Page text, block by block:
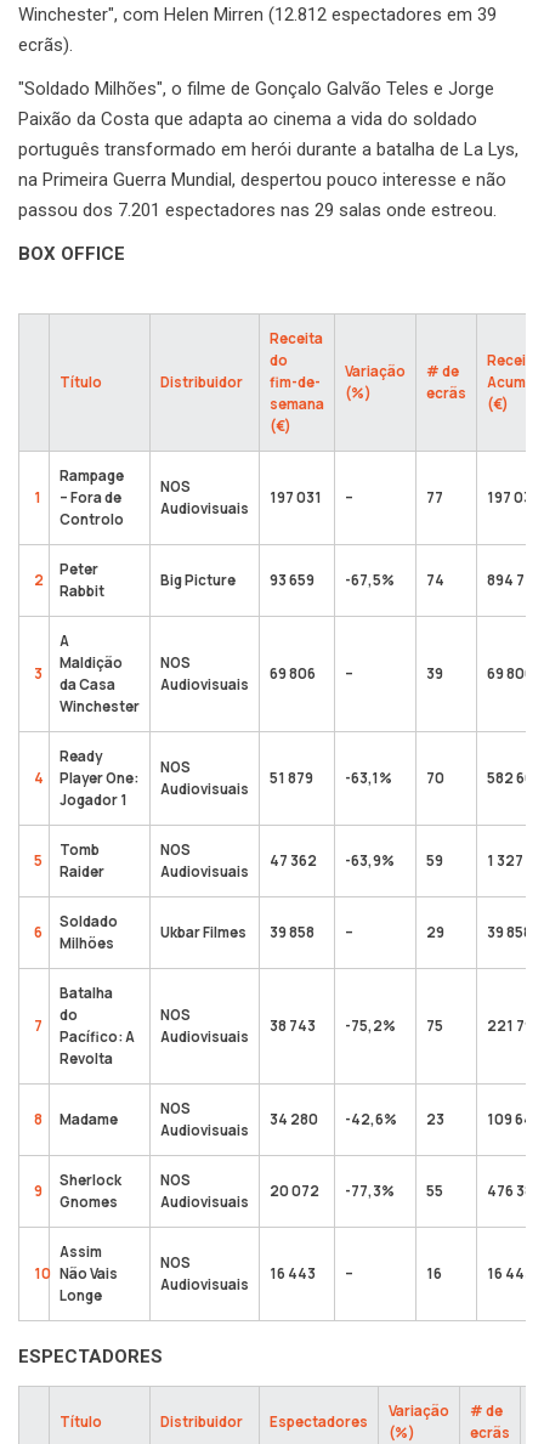
Winchester", com Helen Mirren (12.812 espectadores em 39
ecrãs).
"Soldado Milhões", o filme de Gonçalo Galvão Teles e Jorge
Paixão da Costa que adapta ao cinema a vida do soldado
português transformado em herói durante a batalha de La Lys,
na Primeira Guerra Mundial, despertou pouco interesse e não
passou dos 7.201 espectadores nas 29 salas onde estreou.
BOX OFFICE
Título Distribuidor
Receita
do
fim-de-
semana
(€)
Variação
(%)
# de
ecrãs
Receita
(€)
1
Rampage
– Fora de
Controlo
NOS
Audiovisuais
197 031 – 77 197 031
2
Peter
Rabbit
Big Picture 93 659 -67,5% 74 894 714
3
A
Maldição
da Casa
Winchester
NOS
Audiovisuais
69 806 – 39 69 806
4
Ready
Player One:
Jogador 1
NOS
Audiovisuais
51 879 -63,1% 70 582 661
5
Tomb
Raider
NOS
Audiovisuais
47 362 -63,9% 59 1 327
6
Soldado
Milhões
Ukbar Filmes 39 858 – 29 39 858
7
Batalha
do
Pacífico: A
Revolta
NOS
Audiovisuais
38 743 -75,2% 75 221 795
8 Madame
NOS
Audiovisuais
34 280 -42,6% 23 109 644
9
Sherlock
Gnomes
NOS
Audiovisuais
20 072 -77,3% 55 476 387
10
Assim
Não Vais
Longe
NOS
Audiovisuais
16 443 – 16 16 443
ESPECTADORES
Título Distribuidor Espectadores
Variação
(%)
# de
ecrãs